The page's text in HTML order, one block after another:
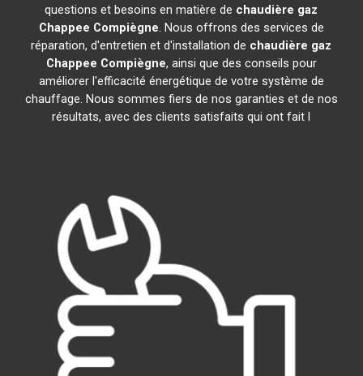
questions et besoins en matière de chaudière gaz
Chappee Compiègne. Nous offrons des services de
réparation, d'entretien et d'installation de chaudière gaz
Chappee Compiègne, ainsi que des conseils pour
améliorer l'efficacité énergétique de votre système de
chauffage. Nous sommes fiers de nos garanties et de nos
résultats, avec des clients satisfaits qui ont fait l